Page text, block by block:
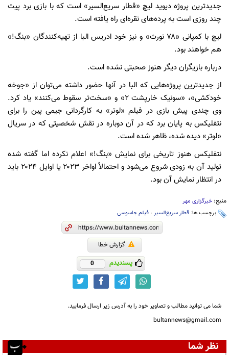
جدیدترین پروژه دیوید لیچ «قطار سریع‌السیر» است که با بازی برد پیت
چند روزی است به پرده‌های نقره‌ای راه یافته است.
لیچ با کمپانی «۷۸ نورث» و نیز خود ادریس البا از تهیه‌کنندگان «بنگ!»
هم خواهند بود.
درباره بازیگران دیگر هنوز صحبتی نشده است.
از جدیدترین پروژه‌هایی که البا در آنها حضور داشته می‌توان از «جوخه
خودکشی»، «سونیک خارپشت ۲» و «سخت‌تر سقوط می‌کنند» یاد کرد.
وی چندی پیش بازی در فیلم «لوتر» به کارگردانی جیمی پین را برای
نتفلیکس به پایان برد که در آن دوباره در نقش شخصیتی که در سریال
«لوتر» دیده شده، ظاهر شده است.
نتفلیکس هنوز تاریخی برای نمایش «بنگ!» اعلام نکرده اما گفته شده
تولید آن به زودی شروع می‌شود و احتمالاً اواخر ۲۰۲۳ یا اوایل ۲۰۲۴ باید
در انتظار نمایش آن بود.
منبع: خبرگزاری مهر
برچسب ها: قطار سریع‌السیر ، فیلم جاسوسی
گزارش خطا
پسندیدم 0
شما می توانید مطالب و تصاویر خود را به آدرس زیر ارسال فرمایید.
bultannews@gmail.com
نظر شما